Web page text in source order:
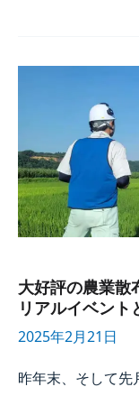
大好評の​農業
リアルイベント
2025年2月21日
昨年末、​そして​先
農業散布Webセミ
リアルイベントと​
して​
開催決定！！